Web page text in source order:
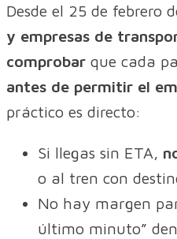
Desde el 25 de febrero
y empresas de
comprobar que cada
antes de permitir el
práctico es directo:
Si llegas sin ETA,
o al tren con
No hay margen
último minuto”